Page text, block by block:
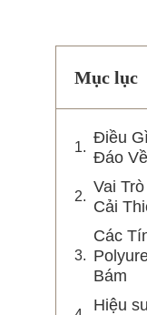
Mục lục
Điều
Đáo
Vai
Cải
Các
Bám
Hiệu